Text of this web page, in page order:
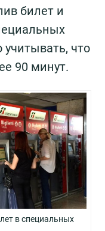
билет и
что
90 минут.
в специальных